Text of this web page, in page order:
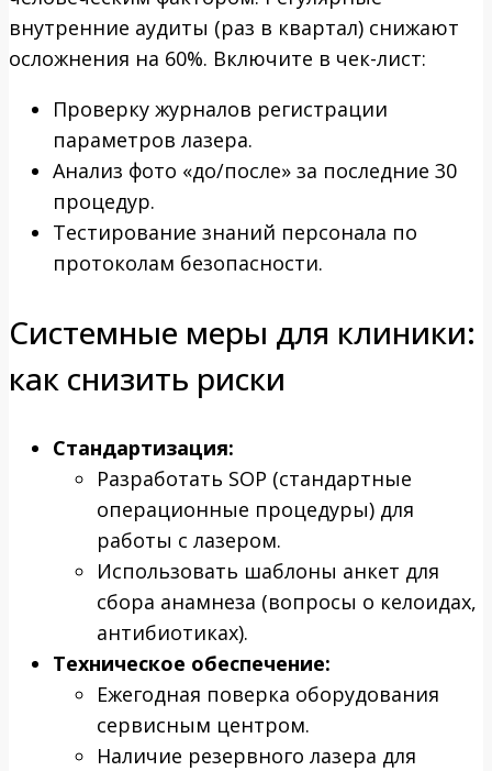
внутренние аудиты (раз в квартал) снижают
осложнения на 60%. Включите в чек-лист:
Проверку журналов регистрации
параметров лазера.
Анализ фото «до/после» за последние 30
процедур.
Тестирование знаний персонала по
протоколам безопасности.
Системные меры для клиники:
как снизить риски
Стандартизация:
Разработать SOP (стандартные
операционные процедуры) для
работы с лазером.
Использовать шаблоны анкет для
сбора анамнеза (вопросы о келоидах,
антибиотиках).
Техническое обеспечение:
Ежегодная поверка оборудования
сервисным центром.
Наличие резервного лазера для